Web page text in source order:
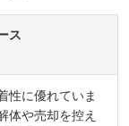
ス
性に優れていま
体や売却を控え